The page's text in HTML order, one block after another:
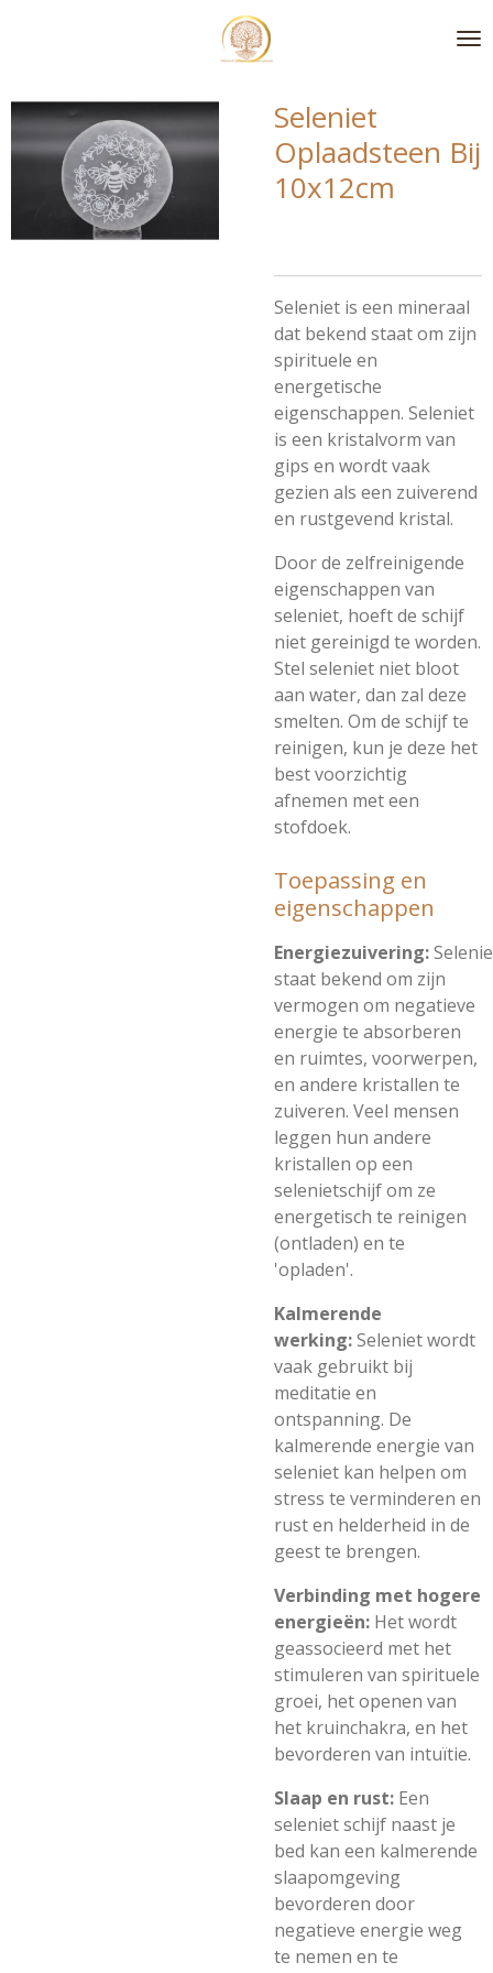
de
hoofdinhoud
Seleniet
Oplaadsteen Bij
10x12cm
Seleniet is een mineraal
dat bekend staat om zijn
spirituele en
energetische
eigenschappen. Seleniet
is een kristalvorm van
gips en wordt vaak
gezien als een zuiverend
en rustgevend kristal.
Door de zelfreinigende
eigenschappen van
seleniet, hoeft de schijf
niet gereinigd te worden.
Stel seleniet niet bloot
aan water, dan zal deze
smelten. Om de schijf te
reinigen, kun je deze het
best voorzichtig
afnemen met een
stofdoek.
Toepassing en
eigenschappen
Energiezuivering:
staat bekend om zijn
vermogen om negatieve
energie te absorberen
en ruimtes, voorwerpen,
en andere kristallen te
zuiveren. Veel mensen
leggen hun andere
kristallen op een
selenietschijf om ze
energetisch te reinigen
(ontladen) en te
'opladen'.
Kalmerende
werking:Seleniet wordt
vaak gebruikt bij
meditatie en
ontspanning. De
kalmerende energie van
seleniet kan helpen om
stress te verminderen en
rust en helderheid in de
geest te brengen.
Verbinding met hogere
energieën: Het wordt
geassocieerd met het
stimuleren van spirituele
groei, het openen van
het kruinchakra, en het
bevorderen van intuïtie.
Slaap en rust: Een
seleniet schijf naast je
bed kan een kalmerende
slaapomgeving
bevorderen door
negatieve energie weg
te nemen en te